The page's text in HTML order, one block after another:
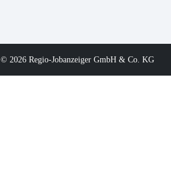
© 2026 Regio-Jobanzeiger GmbH & Co. KG